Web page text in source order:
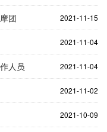
2021-11-15
团
2021-11-04
2021-11-04
人员
2021-11-02
2021-10-09